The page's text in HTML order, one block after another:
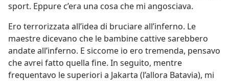
sport. Eppure c’era una cosa che mi angosciava.
Ero terrorizzata all’idea di bruciare all’inferno. Le
maestre dicevano che le bambine cattive sarebbero
andate all’inferno. E siccome io ero tremenda, pensavo
che avrei fatto quella fine. In seguito, mentre
frequentavo le superiori a Jakarta (l’allora Batavia), mi